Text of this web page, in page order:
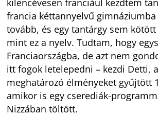
kilencévesen franciául kezdtem
francia kéttannyelvű
tovább, és egy tantárgy sem
mint ez a nyelv. Tudtam, hogy
Franciaországba, de azt nem
itt fogok letelepedni – kezdi Detti,
meghatározó élményeket gyűjtött
amikor is egy cserediák-
Nizzában töltött.